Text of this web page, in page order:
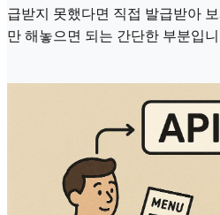
급받지 못했다면 직접 발급받아
만 해놓으면 되는 간단한 부분입